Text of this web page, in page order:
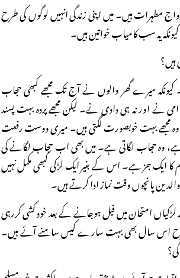
مطہرات ہیں۔ میں اپنی زندگی انہیں لوگوں کی طرح
یہ سب کامیاب خواتین ہیں۔
کیونکہ میرے گھر والوں نے آج تک مجھے کبھی حجاب
نے اور نہ ہی دادی نے۔ لیکن مجھے پردہ بہت پسند
وہ مجھے بہت خوبصورت لگتی ہیں۔ میری دوست رفعت
وہ حجاب لگاتی ہے۔ میں بھی اب حجاب لگانے کی
کا ایک جز ہے۔ اس کے بغیر ایک لڑکی کبھی مکمل نہیں
پانچوں وقت نماز ادا کرتے ہیں۔
امتحان میں فیل ہوجانے کے بعد خود کشی کررہی
طرح اس سال بھی بہت سارے کیس سامنے آئے ہیں۔